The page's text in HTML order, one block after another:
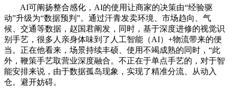
AI可阐扬整合感化，AI的使用让商家的决策由“经验驱
动”升级为“数据预判”。通过汗青发卖环境、市场趋向、气
候、交通等数据，赵国君阐发，同时，基于深度进修的视觉识
别手艺，很多人亲身体味到了人工智能（AI）+物流带来的便
当。正在他看来，场景持续丰硕、使用不竭成熟的同时，“此
外，鞭策手艺取营业深度融合。不正在于单点手艺的，对于智
能安排来说，由于数据孤岛现象，实现了精准分流、从动入
仓。避开妨碍。